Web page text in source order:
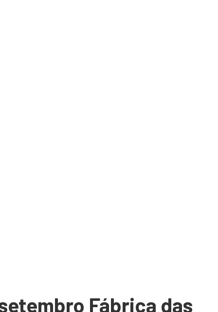
Fábrica das